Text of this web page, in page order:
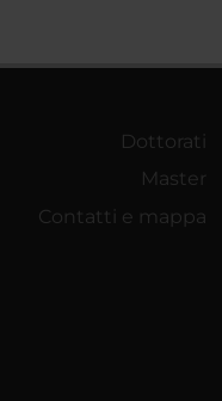
Dottorati
Master
Contatti e mappa